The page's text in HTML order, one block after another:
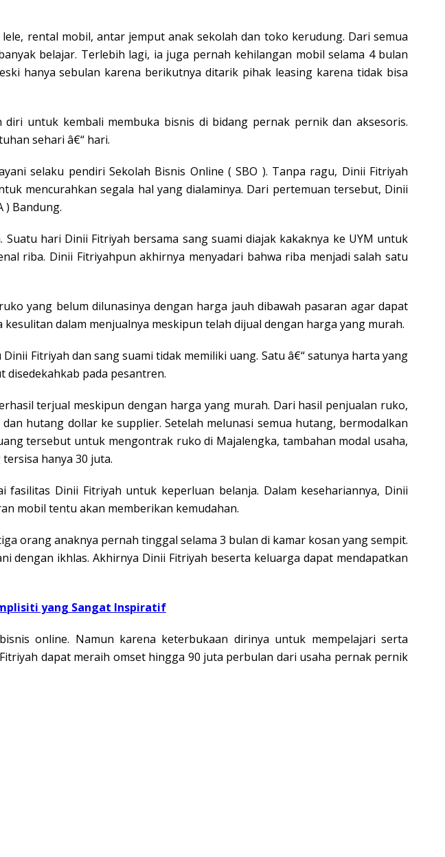
rental mobil, antar jemput anak sekolah dan toko kerudung. Dari semua
belajar. Terlebih lagi, ia juga pernah kehilangan mobil selama 4 bulan
hanya sebulan karena berikutnya ditarik pihak leasing karena tidak bisa
untuk kembali membuka bisnis di bidang pernak pernik dan aksesoris.
sehari â€“ hari.
selaku pendiri Sekolah Bisnis Online ( SBO ). Tanpa ragu, Dinii Fitriyah
mencurahkan segala hal yang dialaminya. Dari pertemuan tersebut, Dinii
) Bandung.
hari Dinii Fitriyah bersama sang suami diajak kakaknya ke UYM untuk
riba. Dinii Fitriyahpun akhirnya menyadari bahwa riba menjadi salah satu
yang belum dilunasinya dengan harga jauh dibawah pasaran agar dapat
dalam menjualnya meskipun telah dijual dengan harga yang murah.
Fitriyah dan sang suami tidak memiliki uang. Satu â€“ satunya harta yang
disedekahkab pada pesantren.
terjual meskipun dengan harga yang murah. Dari hasil penjualan ruko,
hutang dollar ke supplier. Setelah melunasi semua hutang, bermodalkan
tersebut untuk mengontrak ruko di Majalengka, tambahan modal usaha,
hanya 30 juta.
Dinii Fitriyah untuk keperluan belanja. Dalam kesehariannya, Dinii
mobil tentu akan memberikan kemudahan.
orang anaknya pernah tinggal selama 3 bulan di kamar kosan yang sempit.
dengan ikhlas. Akhirnya Dinii Fitriyah beserta keluarga dapat mendapatkan
yang Sangat Inspiratif
online. Namun karena keterbukaan dirinya untuk mempelajari serta
dapat meraih omset hingga 90 juta perbulan dari usaha pernak pernik